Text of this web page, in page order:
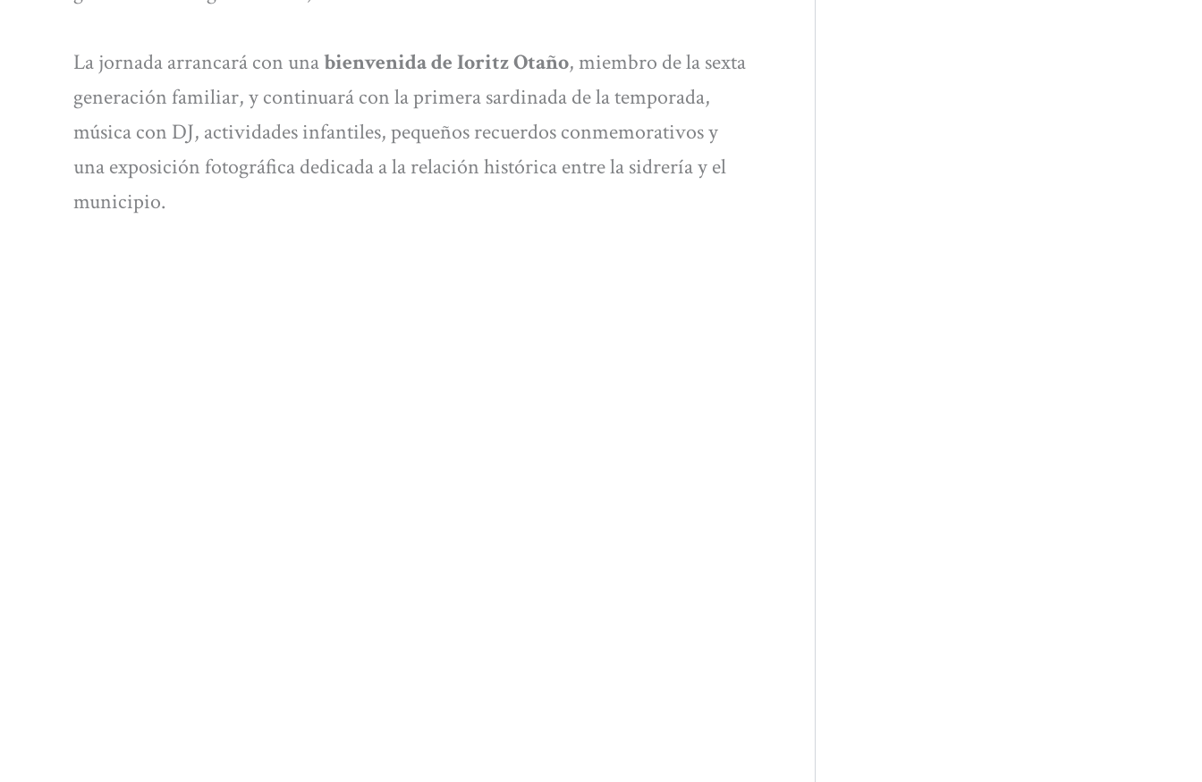
La jornada arrancará con unabienvenida de Ioritz Otaño, miembro de la sexta
generación familiar, y continuará con la primera sardinada de la temporada,
música con DJ, actividades infantiles, pequeños recuerdos conmemorativos y
una exposición fotográfica dedicada a la relación histórica entre la sidrería y el
municipio.